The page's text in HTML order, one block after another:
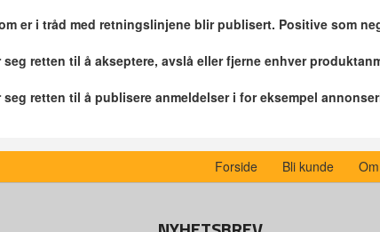
er i tråd med retningslinjene blir publisert. Positive som
retten til å akseptere, avslå eller fjerne enhver
retten til å publisere anmeldelser i for eksempel
Forside Bli kunde